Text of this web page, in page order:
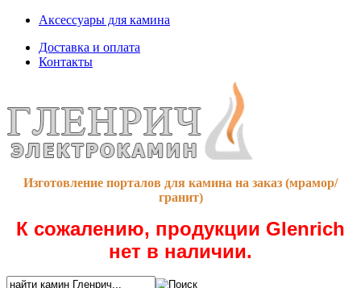
Аксессуары для камина
Доставка и оплата
Контакты
Изготовление порталов для камина на заказ (мрамор/
гранит)
К сожалению, продукции Glenrich
нет в наличии.